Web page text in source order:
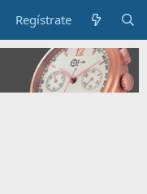
Regístrate